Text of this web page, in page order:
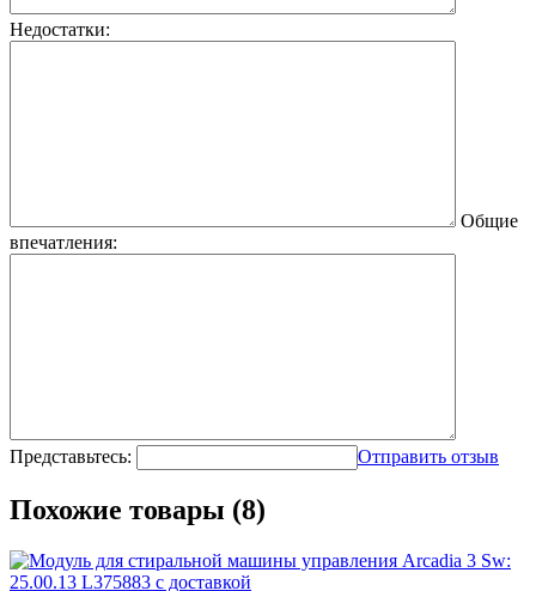
Недостатки:
Общие
впечатления:
Представьтесь: Отправить отзыв
Похожие товары (8)